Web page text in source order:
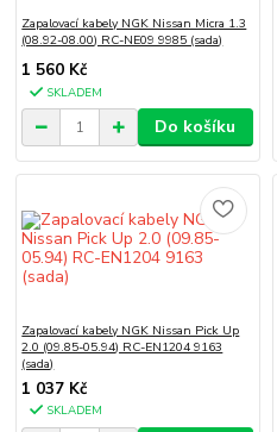
Zapalovací kabely NGK Nissan Micra 1.3
(08.92-08.00) RC-NE09 9985 (sada)
1 560 Kč
SKLADEM
Do košíku
Zapalovací kabely NGK Nissan Pick Up
2.0 (09.85-05.94) RC-EN1204 9163
(sada)
1 037 Kč
SKLADEM